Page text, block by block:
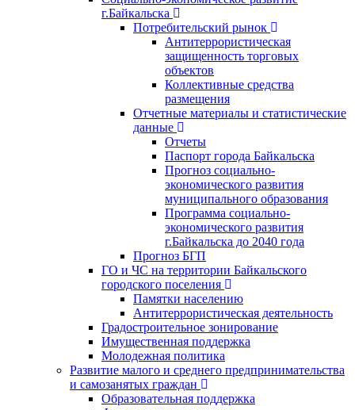
г.Байкальска
Потребительский рынок
Антитеррористическая
защищенность торговых
объектов
Коллективные средства
размещения
Отчетные материалы и статистические
данные
Отчеты
Паспорт города Байкальска
Прогноз социально-
экономического развития
муниципального образования
Программа социально-
экономического развития
г.Байкальска до 2040 года
Прогноз БГП
ГО и ЧС на территории Байкальского
городского поселения
Памятки населению
Антитеррористическая деятельность
Градостроительное зонирование
Имущественная поддержка
Молодежная политика
Развитие малого и среднего предпринимательства
и самозанятых граждан
Образовательная поддержка